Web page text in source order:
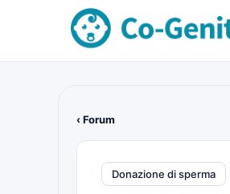
‹ Forum
Donazione di sperma